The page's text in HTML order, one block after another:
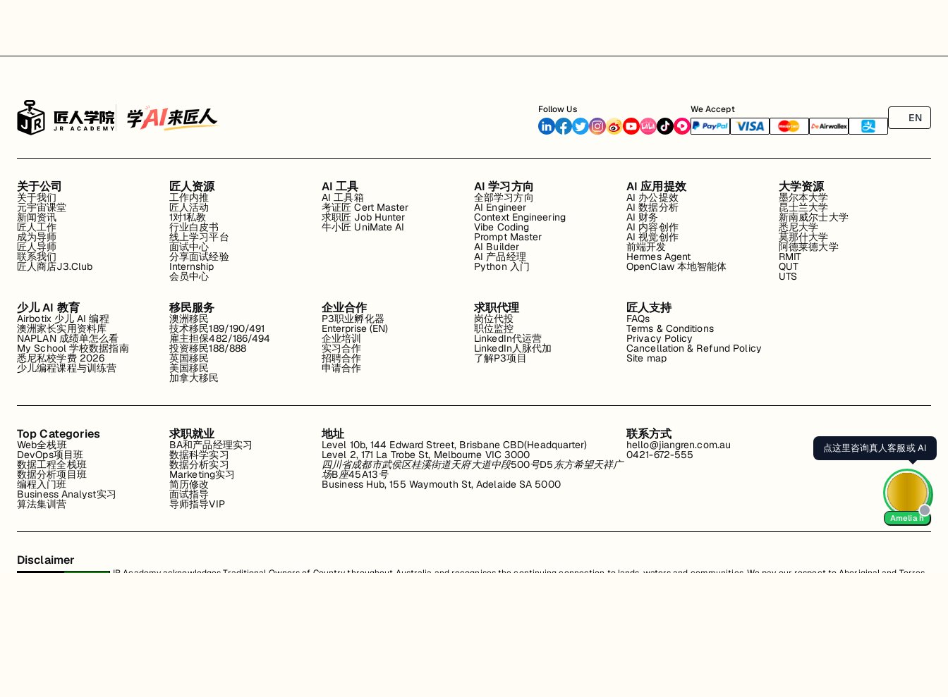
Follow Us We Accept
EN
关于公司
关于我们
元宇宙课堂
新闻资讯
匠人工作
成为导师
匠人导师
联系我们
匠人商店J3.Club
匠人资源
工作内推
匠人活动
1对1私教
行业白皮书
线上学习平台
面试中心
分享面试经验
Internship
会员中心
AI 工具
AI 工具箱
考证匠 Cert Master
求职匠 Job Hunter
牛小匠 UniMate AI
AI 学习方向
全部学习方向
AI Engineer
Context Engineering
Vibe Coding
Prompt Master
AI Builder
AI 产品经理
Python 入门
AI 应用提效
AI 办公提效
AI 数据分析
AI 财务
AI 内容创作
AI 视觉创作
前端开发
Hermes Agent
OpenClaw 本地智能体
大学资源
墨尔本大学
昆士兰大学
新南威尔士大学
悉尼大学
莫那什大学
阿德莱德大学
RMIT
QUT
UTS
少儿 AI 教育
Airbotix 少儿 AI 编程
澳洲家长实用资料库
NAPLAN 成绩单怎么看
My School 学校数据指南
悉尼私校学费 2026
少儿编程课程与训练营
移民服务
澳洲移民
技术移民189/190/491
雇主担保482/186/494
投资移民188/888
英国移民
美国移民
加拿大移民
企业合作
P3职业孵化器
Enterprise (EN)
企业培训
实习合作
招聘合作
申请合作
求职代理
岗位代投
职位监控
LinkedIn代运营
LinkedIn人脉代加
了解P3项目
匠人支持
FAQs
Terms & Conditions
Privacy Policy
Cancellation & Refund Policy
Site map
Top Categories
Web全栈班
DevOps项目班
数据工程全栈班
数据分析项目班
编程入门班
Business Analyst实习
算法集训营
求职就业
BA和产品经理实习
数据科学实习
数据分析实习
Marketing实习
简历修改
面试指导
导师指导VIP
地址
Level 10b, 144 Edward Street, Brisbane CBD(Headquarter)
Level 2, 171 La Trobe St, Melbourne VIC 3000
四川省成都市武侯区桂溪街道天府大道中段500号D5东方希望天祥广
场B座45A13号
Business Hub, 155 Waymouth St, Adelaide SA 5000
联系方式
hello@jiangren.com.au
0421-672-555
Disclaimer
JR Academy acknowledges Traditional Owners of Country throughout Australia and recognises the continuing connection to lands, waters and communities. We pay our respect to Aboriginal and Torres
点这里咨询真人客服或 AI
Amelia h